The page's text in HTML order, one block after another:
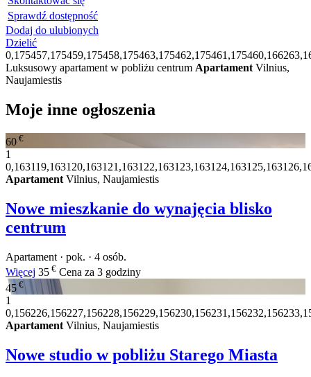
Sprawdź dostępność
Dodaj do ulubionych
Dzielić
Luksusowy apartament w pobliżu centrum Apartament Vilnius,
Naujamiestis
Moje inne ogłoszenia
60 €
1
Apartament Vilnius, Naujamiestis
Nowe mieszkanie do wynajęcia blisko
centrum
Apartament · pok. · 4 osób.
Więcej 35 € Cena za 3 godziny
45 €
1
Apartament Vilnius, Naujamiestis
Nowe studio w pobliżu Starego Miasta